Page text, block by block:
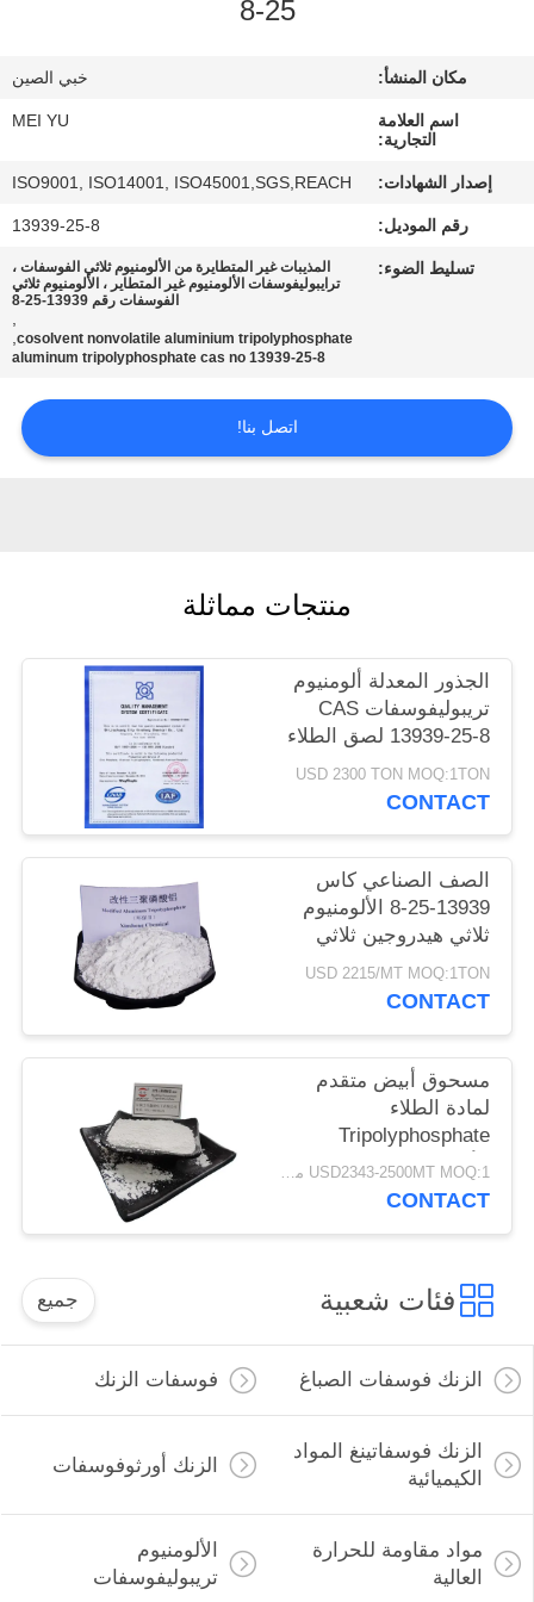
الجودة
اتصل
اطلب
خريطة
الموقع
25-8
مكان المنشأ: خبي الصين
اسم العلامة
التجارية:
MEI YU
إصدار الشهادات: ISO9001, ISO14001, ISO45001,SGS,REACH
رقم الموديل: 13939-25-8
تسليط الضوء:
المذيبات غير المتطايرة من الألومنيوم ثلاثي الفوسفات ،
ترايبوليفوسفات الألومنيوم غير المتطاير ، الألومنيوم ثلاثي
الفوسفات رقم 13939-25-8
,
cosolvent nonvolatile aluminium tripolyphosphate
,
aluminum tripolyphosphate cas no 13939-25-8
اتصل بنا!
منتجات مماثلة
الجذور المعدلة ألومنيوم
تريبوليفوسفات CAS
13939-25-8 لصق الطلاء
USD 2300 TON MOQ:1TON
CONTACT
الصف الصناعي كاس
13939-25-8 الألومنيوم
ثلاثي هيدروجين ثلاثي
الفوسفات
USD 2215/MT MOQ:1TON
CONTACT
مسحوق أبيض متقدم
لمادة الطلاء
Tripolyphosphate
الألومنيوم CAS 13939-
25-8
USD2343-2500MT MOQ:1 مليون طن
CONTACT
فئات شعبية جميع
الزنك فوسفات الصباغ فوسفات الزنك
الزنك فوسفاتينغ المواد
الكيميائية
الزنك أورثوفوسفات
مواد مقاومة للحرارة
العالية
الألومنيوم
تريبوليفوسفات